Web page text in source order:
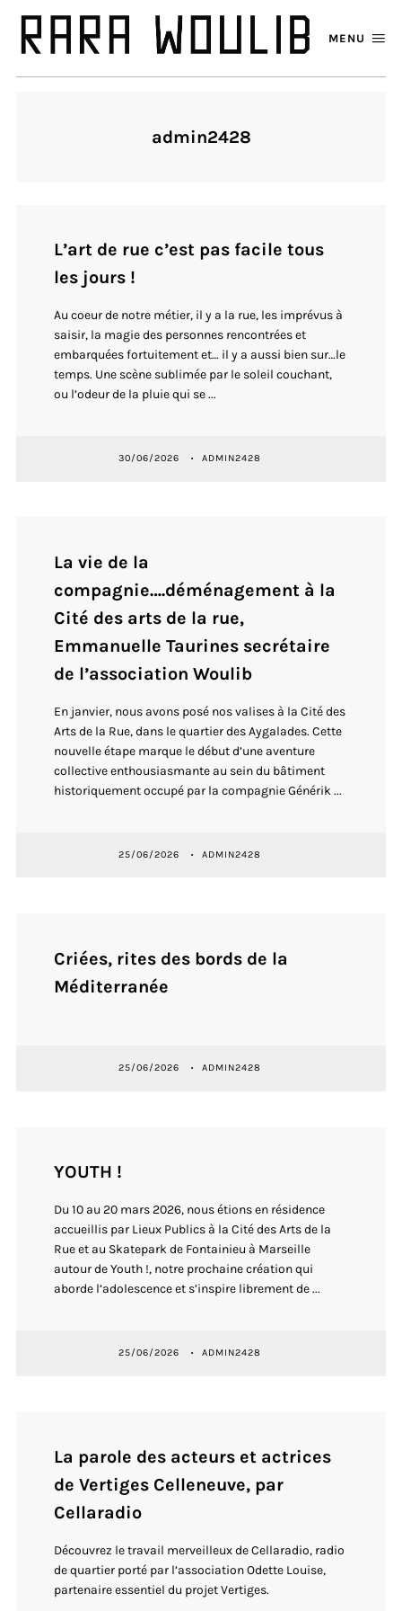
MENU
admin2428
L’art de rue c’est pas facile tous
les jours !
Au coeur de notre métier, il y a la rue, les imprévus à
saisir, la magie des personnes rencontrées et
embarquées fortuitement et… il y a aussi bien sur…le
temps. Une scène sublimée par le soleil couchant,
ou l’odeur de la pluie qui se ...
30/06/2026 ADMIN2428
La vie de la
compagnie….déménagement à la
Cité des arts de la rue,
Emmanuelle Taurines secrétaire
de l’association Woulib
En janvier, nous avons posé nos valises à la Cité des
Arts de la Rue, dans le quartier des Aygalades. Cette
nouvelle étape marque le début d’une aventure
collective enthousiasmante au sein du bâtiment
historiquement occupé par la compagnie Générik ...
25/06/2026 ADMIN2428
Criées, rites des bords de la
Méditerranée
25/06/2026 ADMIN2428
YOUTH !
Du 10 au 20 mars 2026, nous étions en résidence
accueillis par Lieux Publics à la Cité des Arts de la
Rue et au Skatepark de Fontainieu à Marseille
autour de Youth !, notre prochaine création qui
aborde l’adolescence et s’inspire librement de ...
25/06/2026 ADMIN2428
La parole des acteurs et actrices
de Vertiges Celleneuve, par
Cellaradio
Découvrez le travail merveilleux de Cellaradio, radio
de quartier porté par l’association Odette Louise,
partenaire essentiel du projet Vertiges.